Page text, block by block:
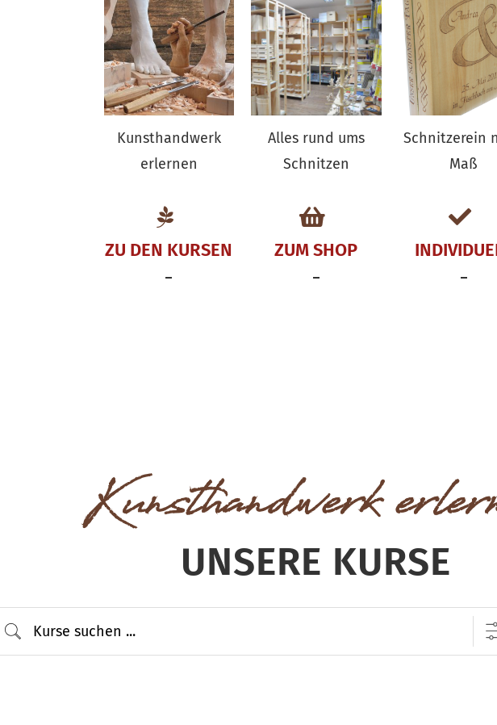
Kunsthandwerk
erlernen
ZU DEN KURSEN
Alles rund ums
Schnitzen
ZUM SHOP
Schnitzerein
Maß
Kunsthandwerk
UNSERE KURSE
Kurse suchen ...